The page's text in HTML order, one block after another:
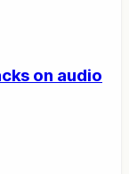
on audio